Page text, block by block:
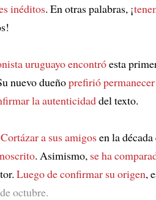
inéditos. En otras palabras, ¡
uruguayo encontróesta
nuevo dueñoprefirió
la autenticidaddel texto.
a sus amigosen la
. Asimismo, se ha
Luego de confirmar su origen,
octubre.